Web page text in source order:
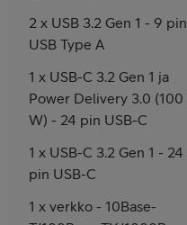
2 x USB 3.2 Gen 1 - 9 pin
USB Type A
1 x USB-C 3.2 Gen 1 ja
Power Delivery 3.0 (100
W) - 24 pin USB-C
1 x USB-C 3.2 Gen 1 - 24
pin USB-C
1 x verkko - 10Base-